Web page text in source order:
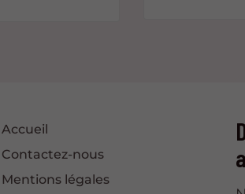
Accueil
Contactez-nous
Mentions légales